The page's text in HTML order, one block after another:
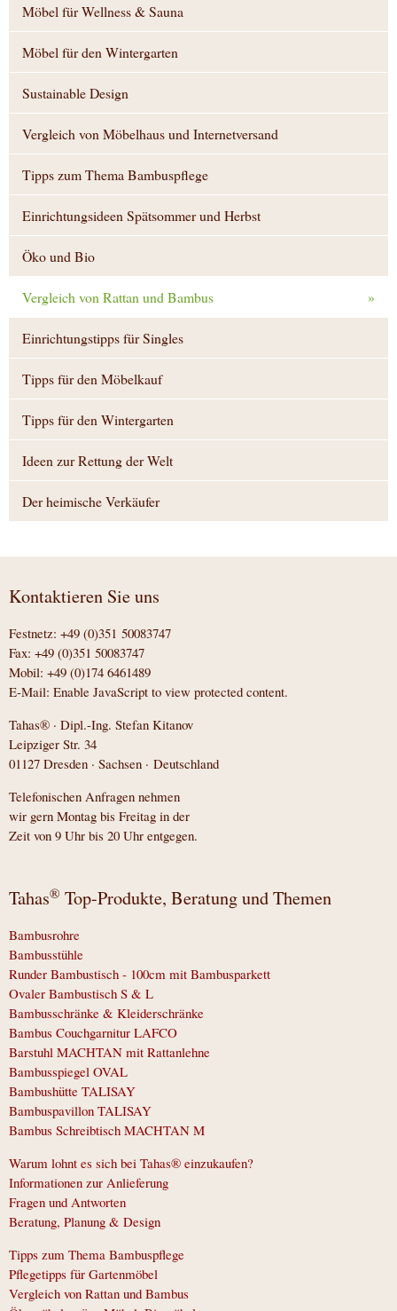
Möbel für Wellness & Sauna
Möbel für den Wintergarten
Sustainable Design
Vergleich von Möbelhaus und Internetversand
Tipps zum Thema Bambuspflege
Einrichtungsideen Spätsommer und Herbst
Öko und Bio
Vergleich von Rattan und Bambus »
Einrichtungstipps für Singles
Tipps für den Möbelkauf
Tipps für den Wintergarten
Ideen zur Rettung der Welt
Der heimische Verkäufer
Kontaktieren Sie uns
Festnetz: +49 (0)351 50083747
Fax: +49 (0)351 50083747
Mobil: +49 (0)174 6461489
E-Mail: Enable JavaScript to view protected content.
Tahas® · Dipl.-Ing. Stefan Kitanov
Leipziger Str. 34
01127 Dresden · Sachsen · Deutschland
Telefonischen Anfragen nehmen
wir gern Montag bis Freitag in der
Zeit von 9 Uhr bis 20 Uhr entgegen.
Tahas® Top-Produkte, Beratung und Themen
Bambusrohre
Bambusstühle
Runder Bambustisch - 100cm mit Bambusparkett
Ovaler Bambustisch S & L
Bambusschränke & Kleiderschränke
Bambus Couchgarnitur LAFCO
Barstuhl MACHTAN mit Rattanlehne
Bambusspiegel OVAL
Bambushütte TALISAY
Bambuspavillon TALISAY
Bambus Schreibtisch MACHTAN M
Warum lohnt es sich bei Tahas® einzukaufen?
Informationen zur Anlieferung
Fragen und Antworten
Beratung, Planung & Design
Tipps zum Thema Bambuspflege
Pflegetipps für Gartenmöbel
Vergleich von Rattan und Bambus